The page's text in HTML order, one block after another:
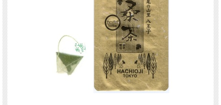
古来より桑の根や樹皮は、漢方薬 民間薬に使用されておりました。
桑葉にはＤＮＪ（デオキシノジリマイシン）を多く含みます。
糖質や生活習慣・滋養強壮・ダイエット・ストレスなど気にかけている方に おす
すめの健康茶です。
◎桑の葉は、古くから健康サポート植物としての面でも注目されていました。
◎食前に飲まれますと、糖質の吸収を抑えて食後の血糖値の上昇を抑えると報
告されております。